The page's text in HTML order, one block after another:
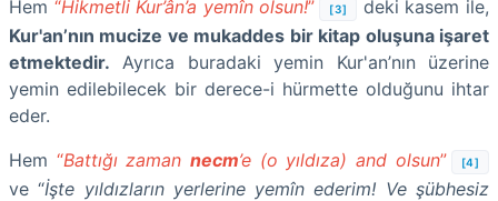
Hem “Hikmetli Kur’ân’a yemîn olsun!” [3]
deki kasem ile,
Kur'an’nın mucize ve mukaddes bir kitap oluşuna işaret
etmektedir. Ayrıca buradaki yemin Kur'an’nın üzerine
yemin edilebilecek bir derece-i hürmette olduğunu ihtar
eder.
Hem “Battığı zamannecm’e (o yıldıza) and olsun” [4]
ve “İşte yıldızların yerlerine yemîn ederim! Ve şübhesiz